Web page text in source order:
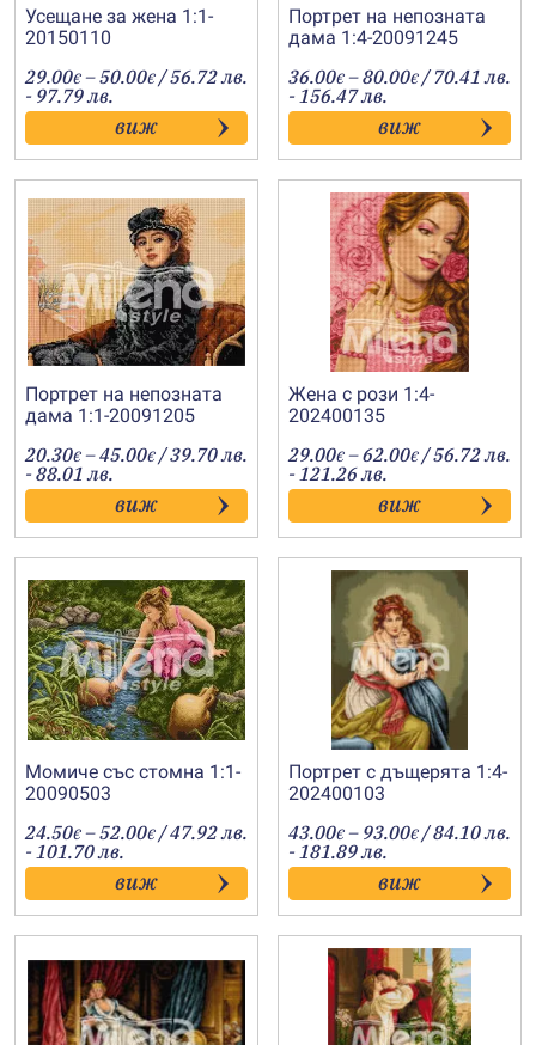
Усещане за жена 1:1-
20150110
29.00€ –50.00€Price
range:
29.00€
through
50.00€
/ 56.72 лв.
- 97.79 лв.
виж
Портрет на непозната
дама 1:4-20091245
36.00€ –80.00€Price
range:
36.00€
through
80.00€
/ 70.41 лв.
- 156.47 лв.
виж
Портрет на непозната
дама 1:1-20091205
20.30€ –45.00€Price
range:
20.30€
through
45.00€
/ 39.70 лв.
- 88.01 лв.
виж
Жена с рози 1:4-
202400135
29.00€ –62.00€Price
range:
29.00€
through
62.00€
/ 56.72 лв.
- 121.26 лв.
виж
Момиче със стомна 1:1-
20090503
24.50€ –52.00€Price
range:
24.50€
through
52.00€
/ 47.92 лв.
- 101.70 лв.
виж
Портрет с дъщерята 1:4-
202400103
43.00€ – 93.00€Price
range:
43.00€
through
93.00€
/ 84.10 лв.
- 181.89 лв.
виж